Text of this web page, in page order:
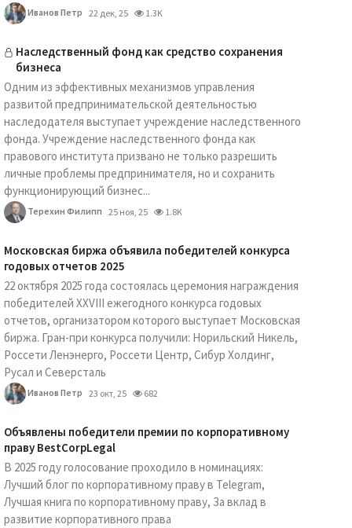
Иванов Петр 22 дек, 25 1.3K
Наследственный фонд как средство сохранения
бизнеса
Одним из эффективных механизмов управления
развитой предпринимательской деятельностью
наследодателя выступает учреждение наследственного
фонда. Учреждение наследственного фонда как
правового института призвано не только разрешить
личные проблемы предпринимателя, но и сохранить
функционирующий бизнес...
Терехин Филипп 25 ноя, 25 1.8K
Московская биржа объявила победителей конкурса
годовых отчетов 2025
22 октября 2025 года состоялась церемония награждения
победителей XXVIII ежегодного конкурса годовых
отчетов, организатором которого выступает Московская
биржа. Гран-при конкурса получили: Норильский Никель,
Россети Ленэнерго, Россети Центр, Сибур Холдинг,
Русал и Северсталь
Иванов Петр 23 окт, 25 682
Объявлены победители премии по корпоративному
праву BestCorpLegal
В 2025 году голосование проходило в номинациях:
Лучший блог по корпоративному праву в Telegram,
Лучшая книга по корпоративному праву, За вклад в
развитие корпоративного права